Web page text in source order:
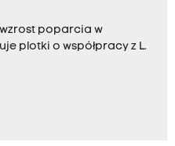
poparcia w
plotki o współpracy z L.